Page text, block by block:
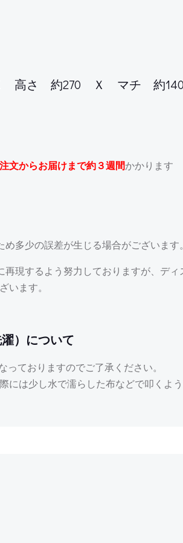
高さ 約270 Ｘ マチ 約
文からお届けまで約３週間かかります
多少の誤差が生じる場合がございます。
再現するよう努力しておりますが、デ
います。
）について
っておりますのでご了承ください。
には少し水で濡らした布などで叩くよ